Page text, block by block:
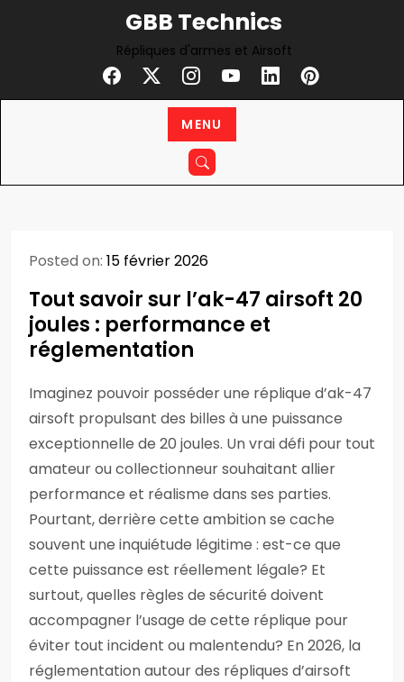
GBB Technics
Répliques d'armes et Airsoft
MENU
Posted on: 15 février 2026
Tout savoir sur l’ak-47 airsoft 20
joules : performance et
réglementation
Imaginez pouvoir posséder une réplique d’ak-47
airsoft propulsant des billes à une puissance
exceptionnelle de 20 joules. Un vrai défi pour tout
amateur ou collectionneur souhaitant allier
performance et réalisme dans ses parties.
Pourtant, derrière cette ambition se cache
souvent une inquiétude légitime : est-ce que
cette puissance est réellement légale? Et
surtout, quelles règles de sécurité doivent
accompagner l’usage de cette réplique pour
éviter tout incident ou malentendu? En 2026, la
réglementation autour des répliques d’airsoft